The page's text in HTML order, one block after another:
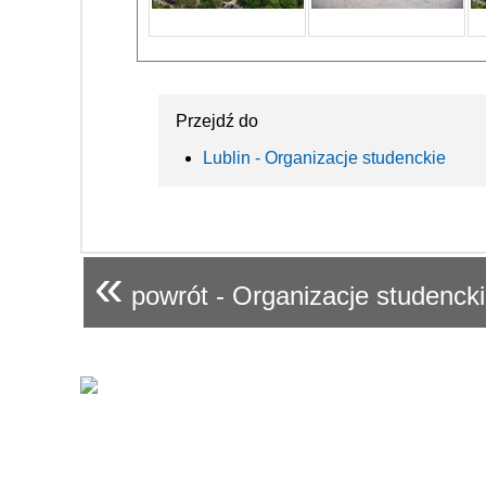
Przejdź do
Lublin - Organizacje studenckie
« powrót - Organizacje